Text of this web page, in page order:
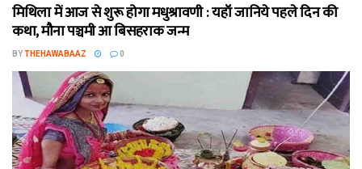
मिथि‍ला में आज से शुरू होगा मधुश्रावणी : यहॉं जानिये पहले दिन की
कथा, मौना पञ्चमी आ बिसहराक जन्म
BYTHEHAWABAAZ 0